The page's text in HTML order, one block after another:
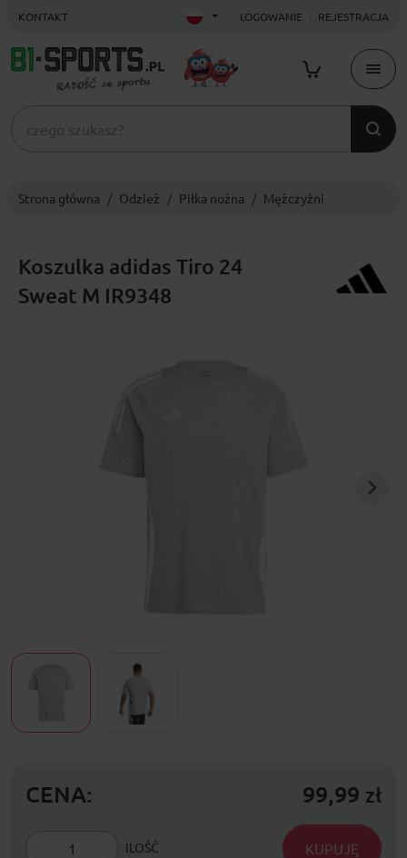
KONTAKT LOGOWANIE REJESTRACJA
Strona główna Odzież Piłka nożna Mężczyźni
Koszulka adidas Tiro 24
Sweat M IR9348
CENA: 99,99 zł
ILOŚĆ KUPUJĘ